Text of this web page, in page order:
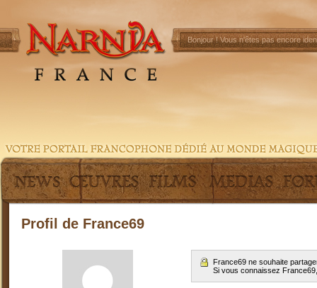
Bonjour !Vous n'êtes pas encore
Profil de France69
France69 ne souhaite
Si vous connaissez